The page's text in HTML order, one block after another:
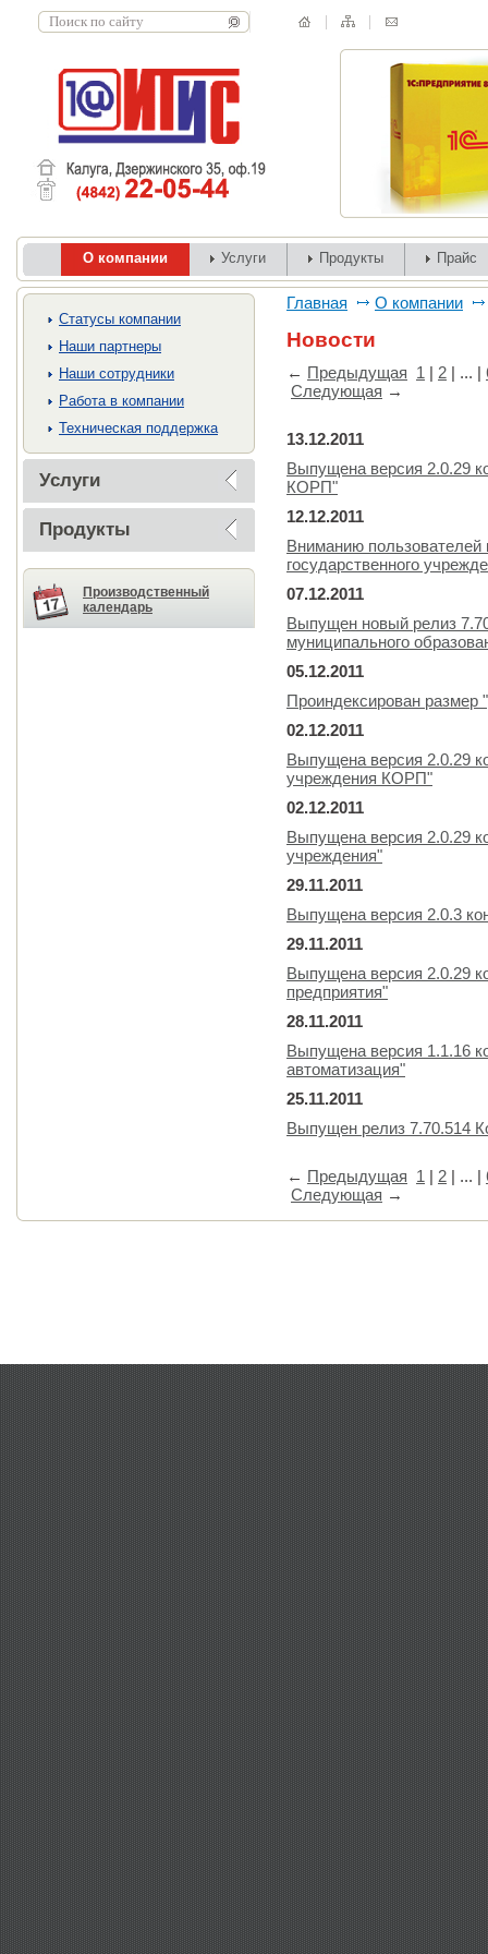
О компании Услуги Продукты Прайс
Cтатусы компании
Наши партнеры
Наши сотрудники
Работа в компании
Техническая поддержка
Услуги
Продукты
Производственный
календарь
Главная О компании
Новости
← Предыдущая 1 | 2 | ... |
Следующая →
13.12.2011
Выпущена версия 2.0.29
КОРП"
12.12.2011
Вниманию пользователей
государственного
07.12.2011
Выпущен новый релиз
муниципального
05.12.2011
Проиндексирован размер
02.12.2011
Выпущена версия 2.0.29
учреждения КОРП"
02.12.2011
Выпущена версия 2.0.29
учреждения"
29.11.2011
Выпущена версия 2.0.3
29.11.2011
Выпущена версия 2.0.29
предприятия"
28.11.2011
Выпущена версия 1.1.16
автоматизация"
25.11.2011
Выпущен релиз 7.70.514
← Предыдущая 1 | 2 | ... |
Следующая →